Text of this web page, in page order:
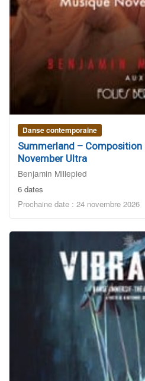
Danse contemporaine
Summerland –
November Ultra
Benjamin Millepied
6 dates
Prochaine date : 24 novembre 2026